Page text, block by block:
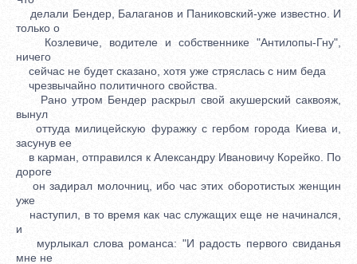
делали Бендер, Балаганов и Паниковский-уже известно. И
только о
Козлевиче, водителе и собственнике "Антилопы-Гну",
ничего
сейчас не будет сказано, хотя уже стряслась с ним беда
чрезвычайно политичного свойства.
Рано утром Бендер раскрыл свой акушерский саквояж,
вынул
оттуда милицейскую фуражку с гербом города Киева и,
засунув ее
в карман, отправился к Александру Ивановичу Корейко. По
дороге
он задирал молочниц, ибо час этих оборотистых женщин
уже
наступил, в то время как час служащих еще не начинался,
и
мурлыкал слова романса: "И радость первого свиданья
мне не